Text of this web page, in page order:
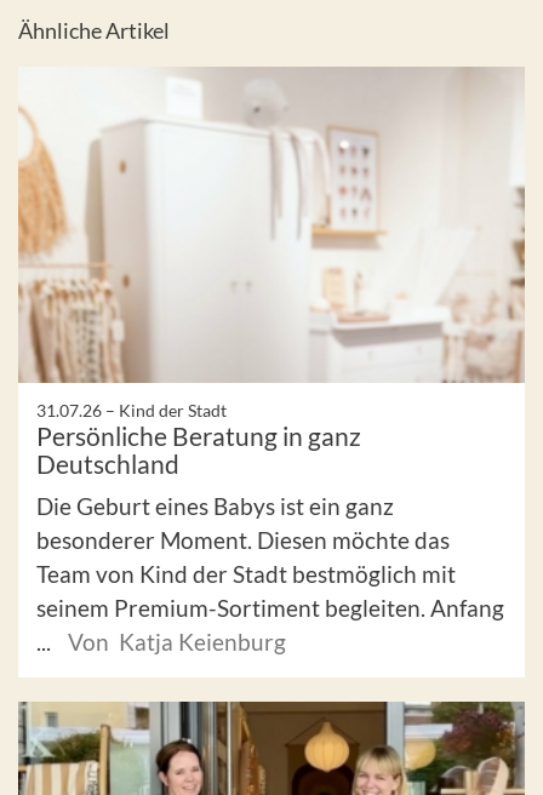
Ähnliche Artikel
31.07.26 – Kind der Stadt
Persönliche Beratung in ganz
Deutschland
Die Geburt eines Babys ist ein ganz
besonderer Moment. Diesen möchte das
Team von Kind der Stadt bestmöglich mit
seinem Premium-Sortiment begleiten. Anfang
...
Von Katja Keienburg